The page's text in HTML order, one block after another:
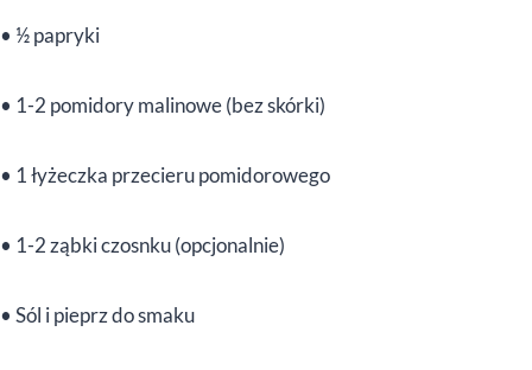
• ½ papryki
• 1-2 pomidory malinowe (bez skórki)
• 1 łyżeczka przecieru pomidorowego
• 1-2 ząbki czosnku (opcjonalnie)
• Sól i pieprz do smaku